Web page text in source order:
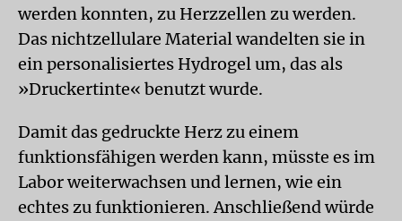
werden konnten, zu Herzzellen zu werden.
Das nichtzellulare Material wandelten sie in
ein personalisiertes Hydrogel um, das als
»Druckertinte« benutzt wurde.
Damit das gedruckte Herz zu einem
funktionsfähigen werden kann, müsste es im
Labor weiterwachsen und lernen, wie ein
echtes zu funktionieren. Anschließend würde